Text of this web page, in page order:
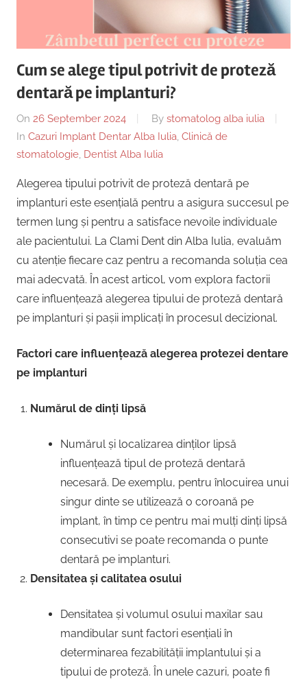
Centru
Implantologie
Strada
Lăncrănjan
19,
România
+40754463365
Cum se alege tipul potrivit de proteză
dentară pe implanturi?
On 26 September 2024 By stomatolog alba iulia
In Cazuri Implant Dentar Alba Iulia Clinică de
stomatologie Dentist Alba Iulia
Alegerea tipului potrivit de proteză dentară pe
implanturi este esențială pentru a asigura succesul pe
termen lung și pentru a satisface nevoile individuale
ale pacientului. La Clami Dent din Alba Iulia, evaluăm
cu atenție fiecare caz pentru a recomanda soluția cea
mai adecvată. În acest articol, vom explora factorii
care influențează alegerea tipului de proteză dentară
pe implanturi și pașii implicați în procesul decizional.
Factori care influențează alegerea protezei dentare
pe implanturi
Numărul de dinți lipsă
Numărul și localizarea dinților lipsă
influențează tipul de proteză dentară
necesară. De exemplu, pentru înlocuirea unui
singur dinte se utilizează o coroană pe
implant, în timp ce pentru mai mulți dinți lipsă
consecutivi se poate recomanda o punte
dentară pe implanturi.
Densitatea și calitatea osului
Densitatea și volumul osului maxilar sau
mandibular sunt factori esențiali în
determinarea fezabilității implantului și a
tipului de proteză. În unele cazuri, poate fi